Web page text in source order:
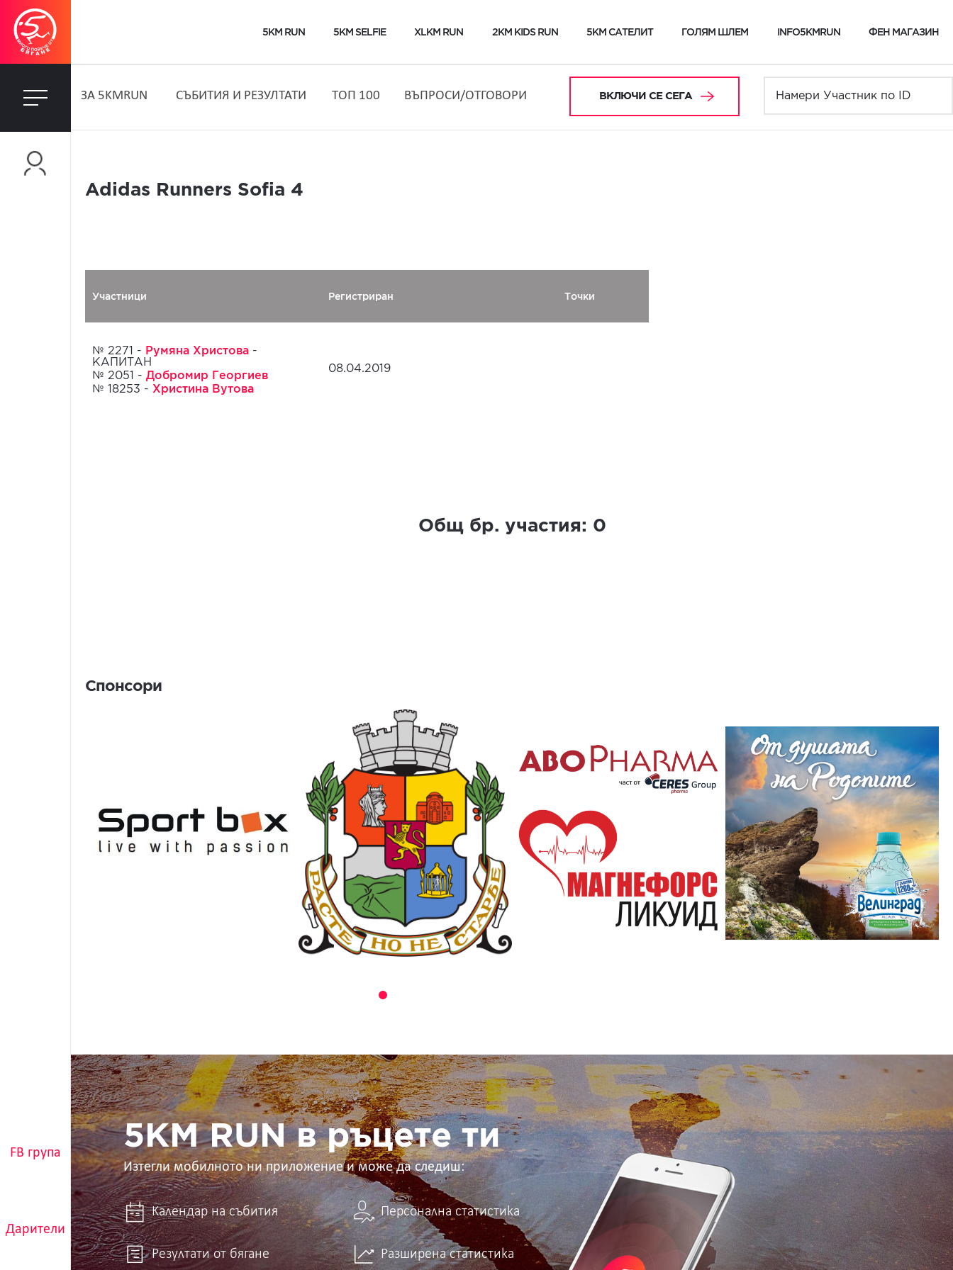
5KM RUN 5KM SELFIE XLKM RUN 2KM KIDS RUN 5KM САТЕЛИТ ГОЛЯМ ШЛЕМ INFO5KMRUN ФЕН МАГАЗИН
FB група
Дарители
ЗA 5KMRUN СЪБИТИЯ И РЕЗУЛТАТИ ТОП 100 ВЪПРОСИ/ОТГОВОРИ ВКЛЮЧИ СЕ СЕГА
Adidas Runners Sofia 4
Участници Регистриран Точки
№ 2271 - Румяна Христова -
КАПИТАН
№ 2051 - Добромир Георгиев
№ 18253 - Христина Вутова
08.04.2019
Общ бр. участия: 0
Спонсори
5KM
RUN
в
ръцете
ти
5KM RUN в ръцете ти
Изтегли мобилното ни приложение и може да следиш:
Календар на събития Персонална статистика
Резултати от бягане Разширена статистика